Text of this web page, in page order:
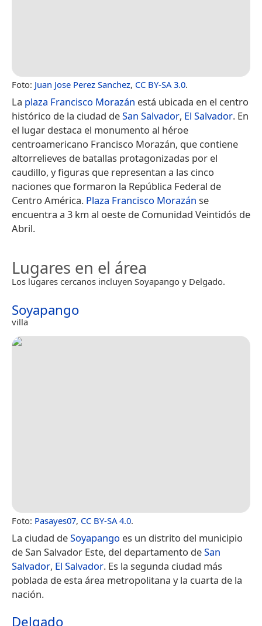
Foto: Juan Jose Perez Sanchez, CC BY-SA 3.0.
La plaza Francisco Morazán está ubicada en el centro
histórico de la ciudad deSan Salvador, El Salvador. En
el lugar destaca el monumento al héroe
centroamericano Francisco Morazán, que contiene
altorrelieves de batallas protagonizadas por el
caudillo, y figuras que representan a las cinco
naciones que formaron la República Federal de
Centro América. Plaza Francisco Morazán se
encuentra a 3 km al oeste de Comunidad Veintidós de
Abril.
Lugares en el área
Los lugares cercanos incluyen Soyapango y Delgado.
Soyapango
villa
Foto: Pasayes07, CC BY-SA 4.0.
La ciudad deSoyapango es un distrito del municipio
de San Salvador Este, del departamento deSan
Salvador, El Salvador. Es la segunda ciudad más
poblada de esta área metropolitana y la cuarta de la
nación.
Delgado